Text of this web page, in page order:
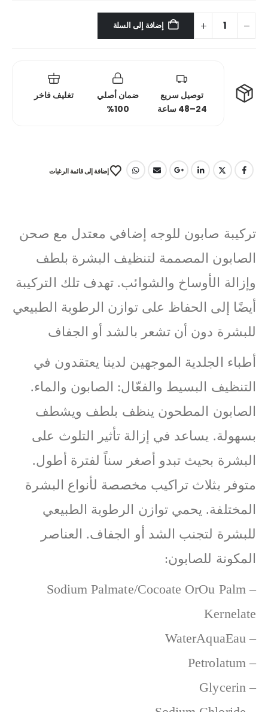
إضافة إلى السلة
توصيل سريع
24–48 ساعة
ضمان أصلي
100%
تغليف فاخر
إضافة إلى قائمة الرغبات
تركيبة صابون للوجه إضافي معتدل مع صحن
الصابون المصممة لتنظيف البشرة بلطف
وإزالة الأوساخ والشوائب. تهدف تلك التركيبة
أيضًا إلى الحفاظ على توازن الرطوبة الطبيعي
للبشرة دون أن تشعر بالشد أو الجفاف
أطباء الجلدية الموجهين لدينا يعتقدون في
التنظيف البسيط والفعّال: الصابون والماء.
الصابون المطحون ينظف بلطف ويشطف
بسهولة. يساعد في إزالة تأثير التلوث على
البشرة بحيث تبدو أصغر سناً لفترة أطول.
متوفر بثلاث تراكيب مخصصة لأنواع البشرة
المختلفة. يحمي توازن الرطوبة الطبيعي
للبشرة لتجنب الشد أو الجفاف. العناصر
المكونة للصابون:
– Sodium Palmate/Cocoate OrOu Palm
Kernelate
– WaterAquaEau
– Petrolatum
– Glycerin